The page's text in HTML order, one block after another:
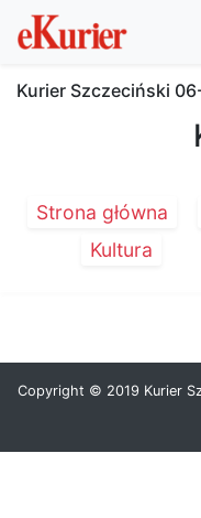
Kurier Szczeciński
Strona główna
Kultura
Copyright © 2019 Kurier